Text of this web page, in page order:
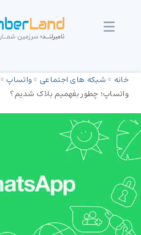
خانه »شبکه های اجتماعی»واتساپ»
واتساپ؛ چطور بفهمیم بلاک شدیم؟